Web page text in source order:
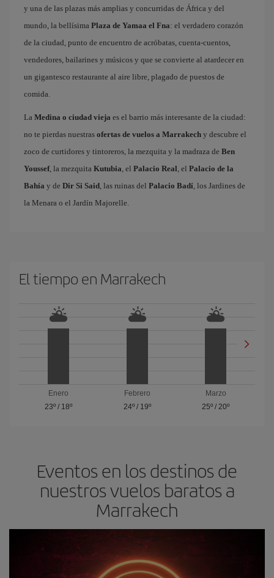
y una de las plazas más amplias y concurridas de África y del
mundo, la bellísima Plaza de Yamaa el Fna: el verdadero corazón
de la ciudad, punto de encuentro de acróbatas, cuenta-cuentos,
vendedores, bailarines y músicos y que se convierte al atardecer en
un gigantesco restaurante al aire libre, plagado de puestos de
comida.
La Medina o ciudad vieja es el barrio más interesante de la ciudad:
no te pierdas nuestras ofertas de vuelos a Marrakech y descubre el
zoco de curtidores y tintoreros, la mezquita y la madraza de Ben
Youssef, la mezquita Kutubia, el Palacio Real, el Palacio de la
Bahía y de Dir Si Said, las ruinas del Palacio Badí, los Jardines de
la Menara o el Jardín Majorelle.
El tiempo en Marrakech
Enero
23º/ 18º
Febrero
24º/ 19º
Marzo
25º /20º
Eventos en los destinos de
nuestros vuelos baratos a
Marrakech